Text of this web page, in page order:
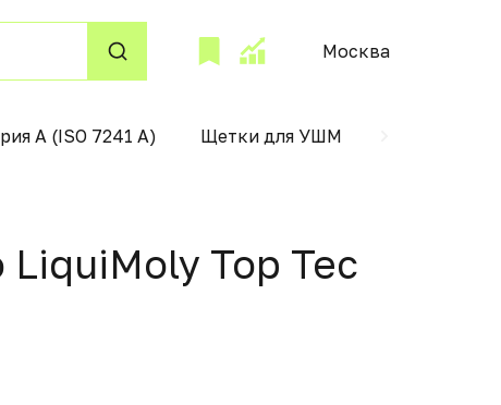
Москва
А (ISO 7241 А) Щетки для УШМ
Top Tec